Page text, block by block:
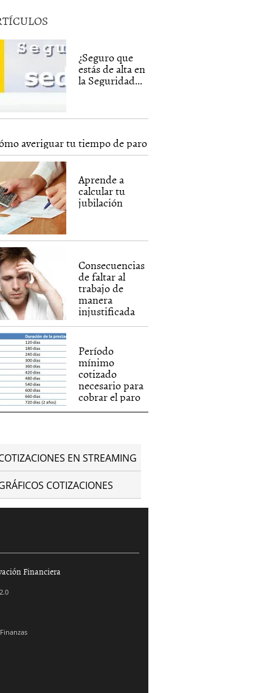
¿Seguro que
estás de alta en
la Seguridad...
averiguar tu tiempo de paro
Aprende a
calcular tu
jubilación
Consecuencias
de faltar al
trabajo de
manera
injustificada
Período
mínimo
cotizado
necesario para
cobrar el paro
EN STREAMING
COTIZACIONES
Financiera